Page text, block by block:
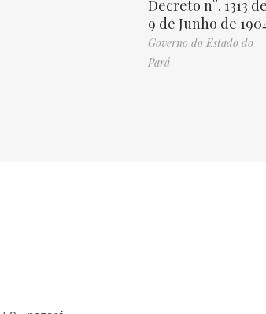
Decreto n°. 1313 de
9 de Junho de
Governo do Estado do
Pará